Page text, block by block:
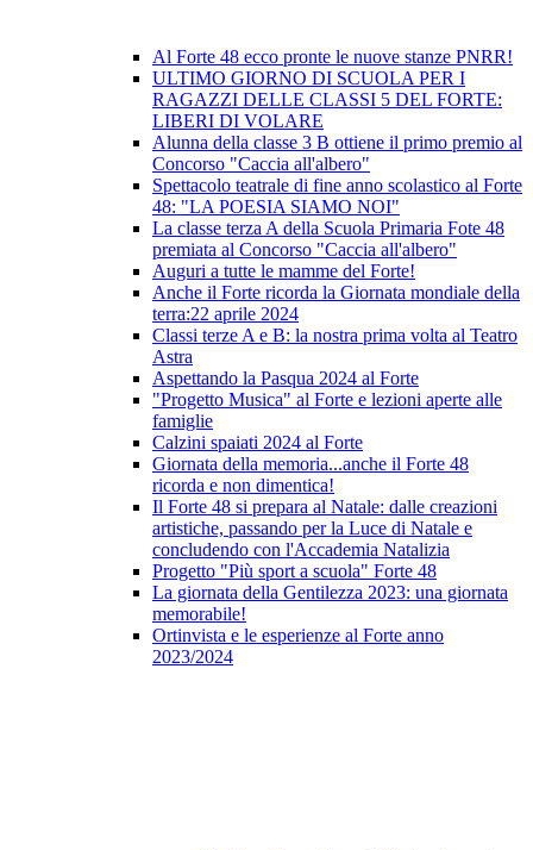
Al Forte 48 ecco pronte le nuove stanze PNRR!
ULTIMO GIORNO DI SCUOLA PER I
RAGAZZI DELLE CLASSI 5 DEL FORTE:
LIBERI DI VOLARE
Alunna della classe 3 B ottiene il primo premio al
Concorso "Caccia all'albero"
Spettacolo teatrale di fine anno scolastico al Forte
48: "LA POESIA SIAMO NOI"
La classe terza A della Scuola Primaria Fote 48
premiata al Concorso "Caccia all'albero"
Auguri a tutte le mamme del Forte!
Anche il Forte ricorda la Giornata mondiale della
terra:22 aprile 2024
Classi terze A e B: la nostra prima volta al Teatro
Astra
Aspettando la Pasqua 2024 al Forte
"Progetto Musica" al Forte e lezioni aperte alle
famiglie
Calzini spaiati 2024 al Forte
Giornata della memoria...anche il Forte 48
ricorda e non dimentica!
Il Forte 48 si prepara al Natale: dalle creazioni
artistiche, passando per la Luce di Natale e
concludendo con l'Accademia Natalizia
Progetto "Più sport a scuola" Forte 48
La giornata della Gentilezza 2023: una giornata
memorabile!
Ortinvista e le esperienze al Forte anno
2023/2024